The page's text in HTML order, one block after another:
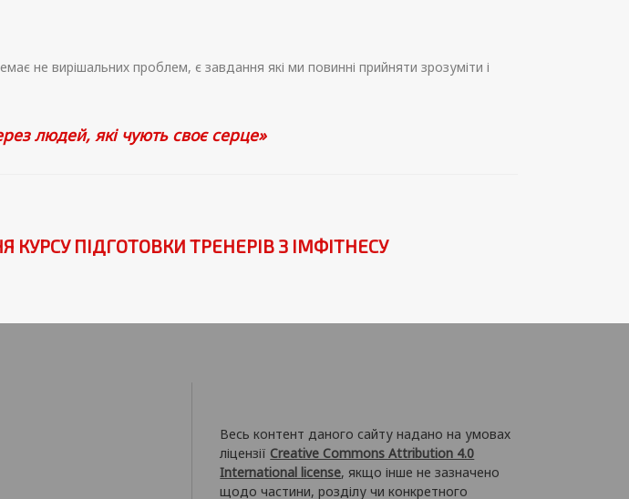
не вирішальних проблем, є завдання які ми повинні прийняти зрозуміти і
людей, які чують своє серце»
ПІДГОТОВКИ ТРЕНЕРІВ З ІМФІТНЕСУ
Весь контент даного сайту надано на умовах
ліцензії Creative Commons Attribution 4.0
International license, якщо інше не зазначено
щодо частини, розділу чи конкретного